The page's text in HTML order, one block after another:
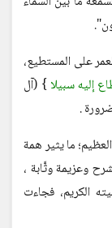
على المستطيع،
إليه سبيلا} (آل
ما يثير همة
وعزيمة وثَّابة ،
الكريم، فجاءت